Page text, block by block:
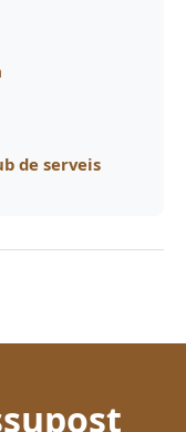
de serveis